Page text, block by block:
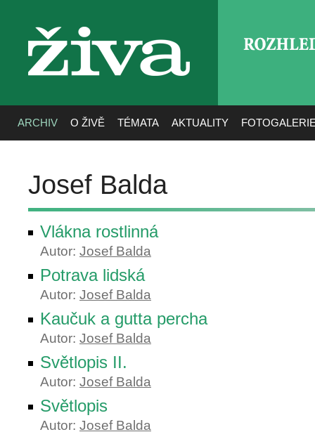
živa
ARCHIV O ŽIVĚ TÉMATA AKTUALITY
Josef Balda
Vlákna rostlinná
Autor: Josef Balda
Potrava lidská
Autor: Josef Balda
Kaučuk a gutta percha
Autor: Josef Balda
Světlopis II.
Autor: Josef Balda
Světlopis
Autor: Josef Balda